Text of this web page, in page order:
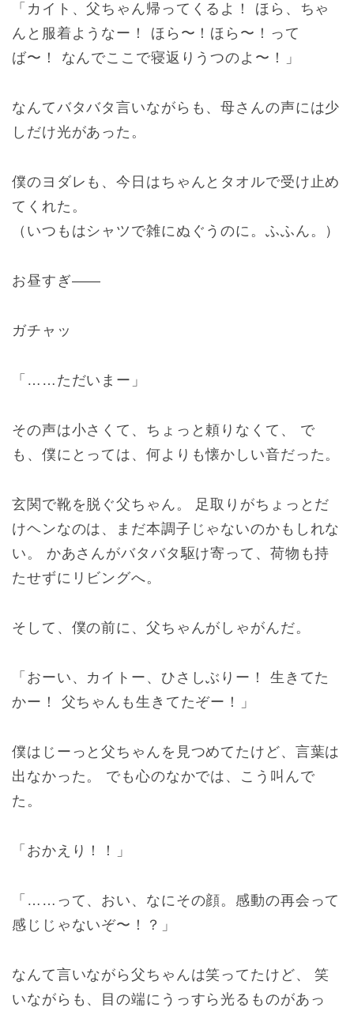
「カイト、父ちゃん帰ってくるよ！ ほら、ちゃ
んと服着ようなー！ ほら〜！ほら〜！って
ば〜！ なんでここで寝返りうつのよ〜！」
なんてバタバタ言いながらも、母さんの声には少
しだけ光があった。
僕のヨダレも、今日はちゃんとタオルで受け止め
てくれた。
（いつもはシャツで雑にぬぐうのに。ふふん。）
お昼すぎ――
ガチャッ
「……ただいまー」
その声は小さくて、ちょっと頼りなくて、 で
も、僕にとっては、何よりも懐かしい音だった。
玄関で靴を脱ぐ父ちゃん。 足取りがちょっとだ
けヘンなのは、まだ本調子じゃないのかもしれな
い。 かあさんがバタバタ駆け寄って、荷物も持
たせずにリビングへ。
そして、僕の前に、父ちゃんがしゃがんだ。
「おーい、カイトー、ひさしぶりー！ 生きてた
かー！ 父ちゃんも生きてたぞー！」
僕はじーっと父ちゃんを見つめてたけど、言葉は
出なかった。 でも心のなかでは、こう叫んで
た。
「おかえり！！」
「……って、おい、なにその顔。感動の再会って
感じじゃないぞ〜！？」
なんて言いながら父ちゃんは笑ってたけど、 笑
いながらも、目の端にうっすら光るものがあっ